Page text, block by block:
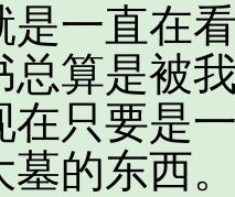
直在看
总算是被
在只要是
墓的东西